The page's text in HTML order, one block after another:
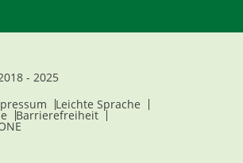
- 2025
Leichte Sprache
Barrierefreiheit